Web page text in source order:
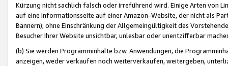
Kürzung nicht sachlich falsch oder irreführend wird. Einige Arten von
auf eine Informationsseite auf einer Amazon-Website, der nicht als
Bannern); ohne Einschränkung der Allgemeingültigkeit des
Besucher Ihrer Website unsichtbar, unlesbar oder unentzifferbar
(b) Sie werden Programminhalte bzw. Anwendungen, die
anzeigen, weder verkaufen noch weiterverkaufen, weitergeben,